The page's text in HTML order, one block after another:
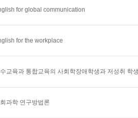
for global communication
for the workplace
교육과 통합교육의 사회학장애학생과 저성취 학
과학 연구방법론